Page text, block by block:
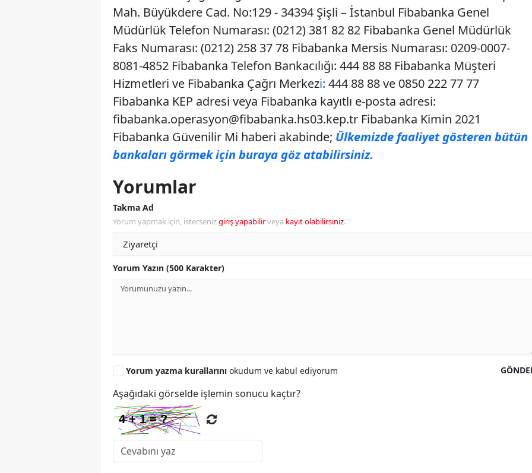
Mah. Büyükdere Cad. No:129 - 34394 Şişli – İstanbul Fibabanka Genel
Müdürlük Telefon Numarası: (0212) 381 82 82 Fibabanka Genel Müdürlük
Faks Numarası: (0212) 258 37 78 Fibabanka Mersis Numarası: 0209-0007-
8081-4852 Fibabanka Telefon Bankacılığı: 444 88 88 Fibabanka Müşteri
Hizmetleri ve Fibabanka Çağrı Merkezi: 444 88 88 ve 0850 222 77 77
Fibabanka KEP adresi veya Fibabanka kayıtlı e-posta adresi:
fibabanka.operasyon@fibabanka.hs03.kep.tr Fibabanka Kimin 2021
Fibabanka Güvenilir Mi haberi akabinde; Ülkemizde faaliyet gösteren bütün
bankaları görmek için buraya göz atabilirsiniz.
Yorumlar
Takma Ad
Yorum yapmak için, istersenizgiriş yapabilirveya kayıt olabilirsiniz.
Yorum Yazın (500 Karakter)
Yorum yazma kurallarını okudum ve kabul ediyorum
Aşağıdaki görselde işlemin sonucu kaçtır?